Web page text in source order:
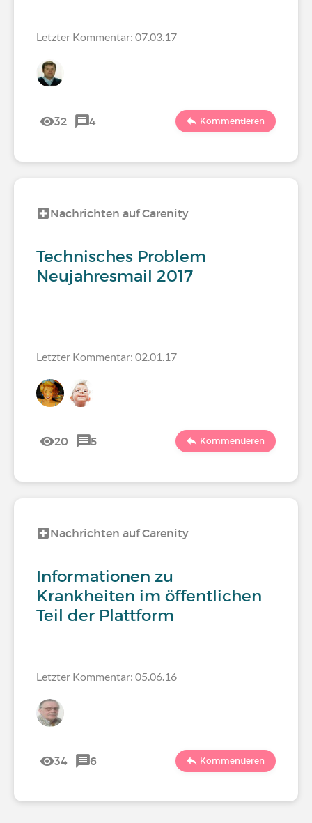
Letzter Kommentar: 07.03.17
32 4 Kommentieren
Nachrichten auf Carenity
Technisches Problem
Neujahresmail 2017
Letzter Kommentar: 02.01.17
20 5 Kommentieren
Nachrichten auf Carenity
Informationen zu
Krankheiten im öffentlichen
Teil der Plattform
Letzter Kommentar: 05.06.16
34 6 Kommentieren